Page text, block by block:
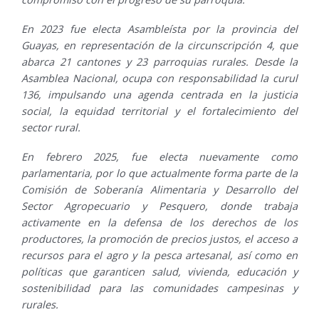
En 2023 fue electa Asambleísta por la provincia del
Guayas, en representación de la circunscripción 4, que
abarca 21 cantones y 23 parroquias rurales. Desde la
Asamblea Nacional, ocupa con responsabilidad la curul
136, impulsando una agenda centrada en la justicia
social, la equidad territorial y el fortalecimiento del
sector rural.
En febrero 2025, fue electa nuevamente como
parlamentaria, por lo que actualmente forma parte de la
Comisión de Soberanía Alimentaria y Desarrollo del
Sector Agropecuario y Pesquero, donde trabaja
activamente en la defensa de los derechos de los
productores, la promoción de precios justos, el acceso a
recursos para el agro y la pesca artesanal, así como en
políticas que garanticen salud, vivienda, educación y
sostenibilidad para las comunidades campesinas y
rurales.